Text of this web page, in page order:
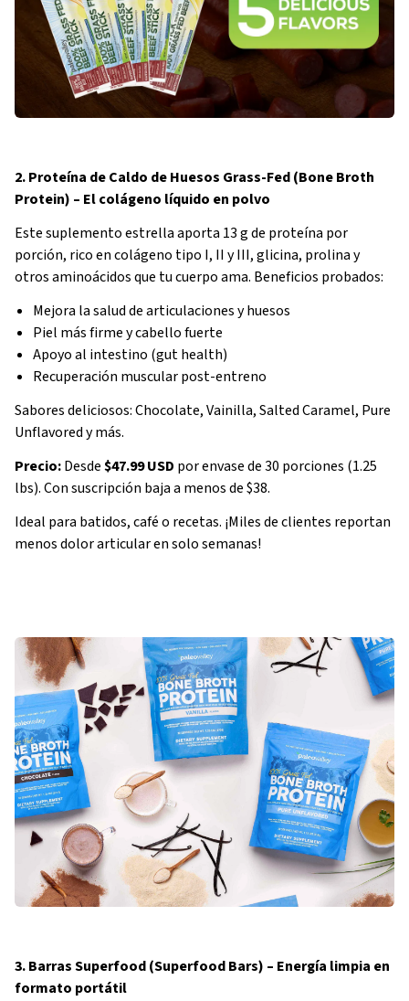
2. Proteína de Caldo de Huesos Grass-Fed (Bone Broth
Protein) – El colágeno líquido en polvo
Este suplemento estrella aporta 13 g de proteína por
porción, rico en colágeno tipo I, II y III, glicina, prolina y
otros aminoácidos que tu cuerpo ama. Beneficios probados:
Mejora la salud de articulaciones y huesos
Piel más firme y cabello fuerte
Apoyo al intestino (gut health)
Recuperación muscular post-entreno
Sabores deliciosos: Chocolate, Vainilla, Salted Caramel, Pure
Unflavored y más.
Precio:Desde$47.99 USD por envase de 30 porciones (1.25
lbs). Con suscripción baja a menos de $38.
Ideal para batidos, café o recetas. ¡Miles de clientes reportan
menos dolor articular en solo semanas!
3. Barras Superfood (Superfood Bars) – Energía limpia en
formato portátil